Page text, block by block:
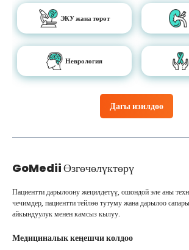
Дагы изилдөө
ЭКУ жана төрөт
Неврология
GoMediiӨзгөчөлүктөрү
Пациентти дарылоону жеңилдетүү, ошондой эле аны
чечимдер, пациентти тейлөө тутуму жана дарылоо
айкындуулук менен камсыз кылуу.
Медициналык кеңешчи колдоо